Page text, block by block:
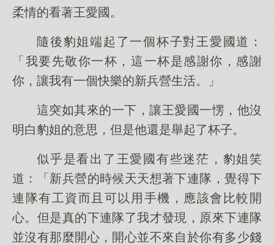
柔情的看著王愛國。
隨後豹姐端起了一個杯子對王愛國道：
「我要先敬你一杯，這一杯是感謝你，感謝
你，讓我有一個快樂的新兵營生活。」
這突如其來的一下，讓王愛國一愣，他沒
明白豹姐的意思，但是他還是舉起了杯子。
似乎是看出了王愛國有些迷茫，豹姐笑
道：「新兵營的時候天天想著下連隊，覺得下
連隊有工資而且可以用手機，應該會比較開
心。但是真的下連隊了我才發現，原來下連隊
並沒有那麼開心，開心並不來自於你有多少錢